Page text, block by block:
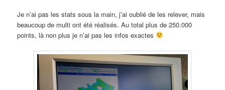
Je n’ai pas les stats sous la main, j’ai oublié de les relever, mais
beaucoup de multi ont été réalisés. Au total plus de 250.000
points, là non plus je n’ai pas les infos exactes